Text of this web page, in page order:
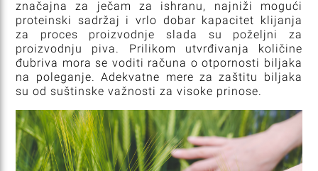
značajna za ječam za ishranu, najniži mogući
proteinski sadržaj i vrlo dobar kapacitet klijanja
za proces proizvodnje slada su poželjni za
proizvodnju piva. Prilikom utvrđivanja količine
đubriva mora se voditi računa o otpornosti biljaka
na poleganje. Adekvatne mere za zaštitu biljaka
su od suštinske važnosti za visoke prinose.